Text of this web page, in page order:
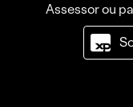
Assessor ou